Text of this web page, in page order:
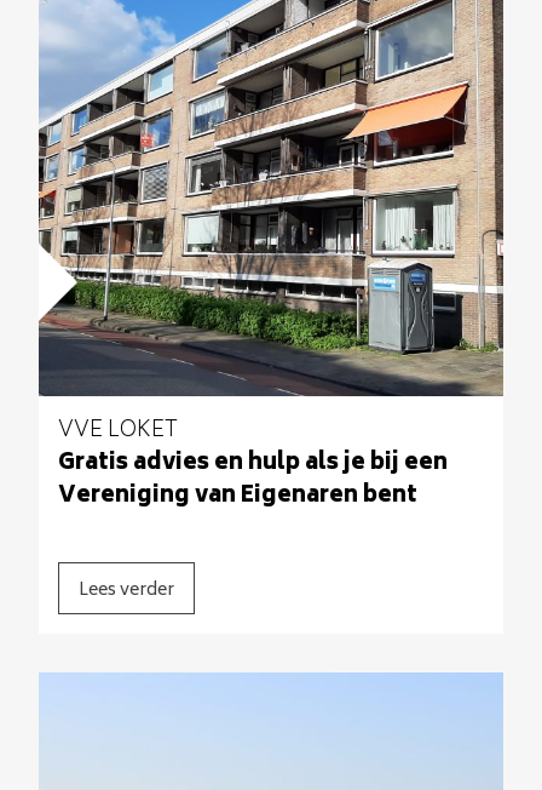
VVE LOKET
Gratis advies en hulp als je bij een
Vereniging van Eigenaren bent
Lees verder